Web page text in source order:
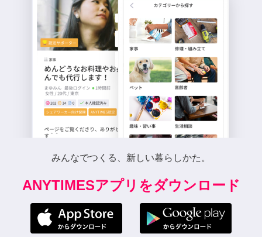
みんなでつくる、新しい暮らしかた。
ANYTIMESアプリをダウンロード